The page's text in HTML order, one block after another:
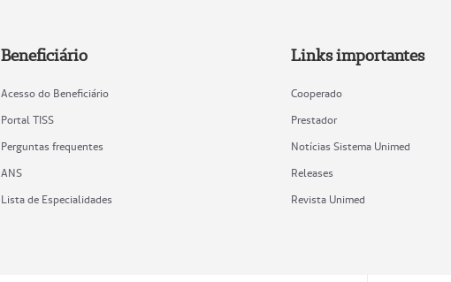
Beneficiário
Acesso do Beneficiário
Portal TISS
Perguntas frequentes
ANS
Lista de Especialidades
Links importantes
Cooperado
Prestador
Notícias Sistema Unimed
Releases
Revista Unimed